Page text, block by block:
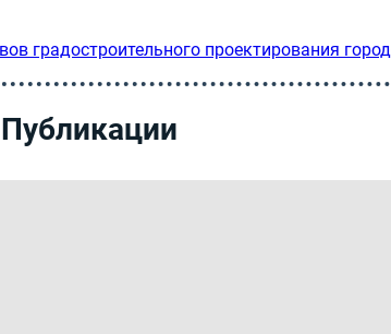
градостроительного проектирования